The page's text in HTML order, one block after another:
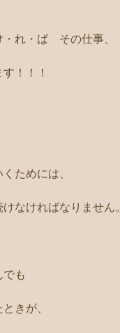
・れ・ば その仕事、
！！！
ためには、
なければなりません。
も
きが、